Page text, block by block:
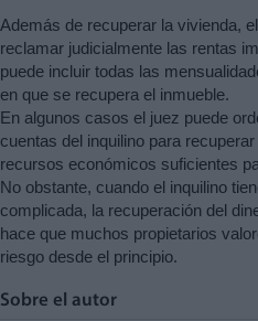
Además de recuperar la vivienda,
reclamar judicialmente las rentas
puede incluir todas las
en que se recupera el inmueble.
En algunos casos el juez puede
cuentas del inquilino para
recursos económicos suficientes
No obstante, cuando el inquilino
complicada, la recuperación del
hace que muchos propietarios
riesgo desde el principio.
Sobre el autor